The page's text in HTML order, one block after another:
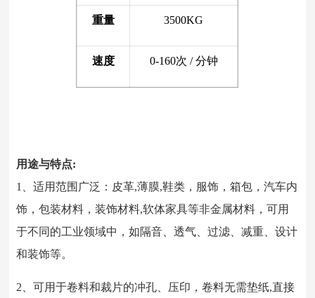
重量 3500KG
速度 0-160次 / 分钟
用途与特点:
1、适用范围广泛：皮革,薄膜,鞋类，服饰，箱包，汽车内
饰，包装材料，装饰材料,软体家具等非金属材料，可用
于不同的工业领域中，如隔音、透气、过滤、减重、设计
和装饰等。
2、可用于卷料和裁片的冲孔、压印，卷料无需垫纸,直接